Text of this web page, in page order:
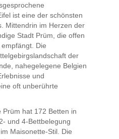
ist eine der schönsten
Mittendrin im Herzen der
Stadt Prüm, die offen
Die
der
nahegelegene Belgien
und
oft unberührte
Prüm hat 172 Betten in
und 4-Bettbelegung
Maisonette-Stil. Die